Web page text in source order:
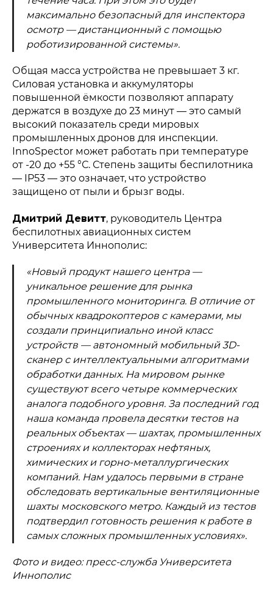
максимально безопасный для инспектора
осмотр — дистанционный с помощью
роботизированной системы».
Общая масса устройства не превышает 3 кг.
Силовая установка и аккумуляторы
повышенной ёмкости позволяют аппарату
держатся в воздухе до 23 минут — это самый
высокий показатель среди мировых
промышленных дронов для инспекции.
InnoSpector может работать при температуре
от -20 до +55 °С. Степень защиты беспилотника
— IP53 — это означает, что устройство
защищено от пыли и брызг воды.
Дмитрий Девитт, руководитель Центра
беспилотных авиационных систем
Университета Иннополис:
«Новый продукт нашего центра —
уникальное решение для рынка
промышленного мониторинга. В отличие от
обычных квадрокоптеров с камерами, мы
создали принципиально иной класс
устройств — автономный мобильный 3D-
сканер с интеллектуальными алгоритмами
обработки данных. На мировом рынке
существуют всего четыре коммерческих
аналога подобного уровня. За последний год
наша команда провела десятки тестов на
реальных объектах — шахтах, промышленных
строениях и коллекторах нефтяных,
химических и горно-металлургических
компаний. Нам удалось первыми в стране
обследовать вертикальные вентиляционные
шахты московского метро. Каждый из тестов
подтвердил готовность решения к работе в
самых сложных промышленных условиях».
Фото и видео: пресс-служба Университета
Иннополис
© 2015-2026 НАУРР. Все права защищены. При использовании
© 2015-2026 НАУРР. Все права защищены.
При использовании материалов ссылка на ROBOTUNION.RU —
обязательна